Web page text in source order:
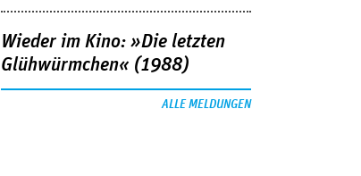
Wieder im Kino: »Die letzten
Glühwürmchen« (1988)
ALLE MELDUNGEN